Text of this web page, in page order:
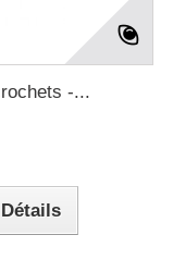
-...
Détails